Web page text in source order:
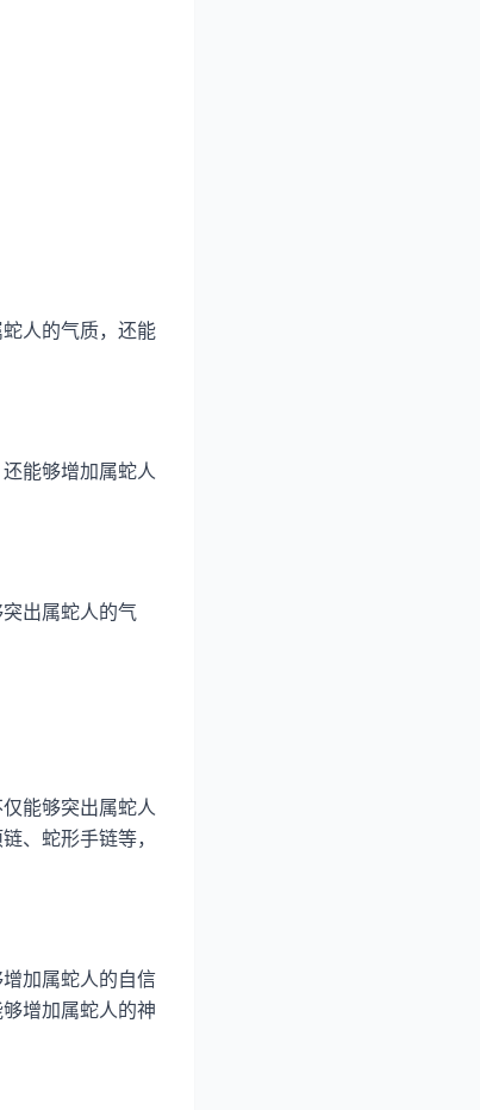
人的气质，还能
能够增加属蛇人
出属蛇人的气
能够突出属蛇人
、蛇形手链等，
加属蛇人的自信
增加属蛇人的神